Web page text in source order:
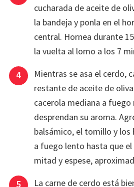
cucharada de aceite de
la bandeja y ponla en el
central. Hornea durante
la vuelta al lomo a los 7
Mientras se asa el cerdo,
restante de aceite de
cacerola mediana a
desprendan su aroma.
balsámico, el tomillo y los
a fuego lento hasta que
mitad y espese,
La carne de cerdo está